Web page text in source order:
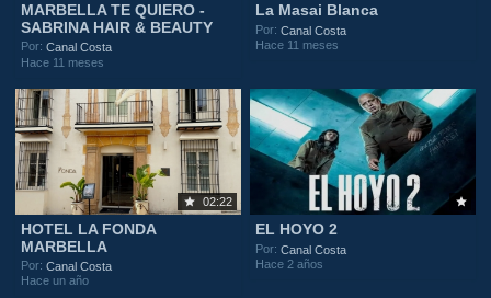
MARBELLA TE QUIERO -
SABRINA HAIR & BEAUTY
Por:Canal Costa
Hace 11 meses
La Masai Blanca
Por:Canal Costa
Hace 11 meses
02:22
HOTEL LA FONDA
MARBELLA
Por:Canal Costa
Hace un año
EL HOYO 2
Por:Canal Costa
Hace 2 años